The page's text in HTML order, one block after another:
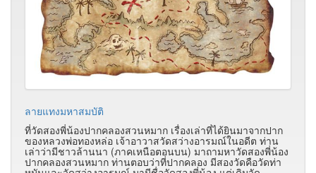
ลายแทงมหาสมบัติ
ที่วัดสองพี่น้องปากคลองสวนหมาก เรื่องเล่าที่ได้ยินมาจากปาก
ของหลวงพ่อทองหล่อ เจ้าอาวาสวัดสว่างอารมณ์ในอดีต ท่าน
เล่าว่ามีชาวล้านนา (ภาคเหนือตอนบน) มาถามหาวัดสองพี่น้อง
ปากคลองสวนหมาก ท่านตอบว่าที่ปากคลอง มีสองวัดคือวัดท่า